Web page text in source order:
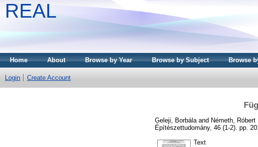
REAL
Home About Browse by Year Browse by Subject Browse
Login Create Account
Geleji, Borbála and Németh, Róbert
Építészettudomány, 46 (1-2). pp.
Text